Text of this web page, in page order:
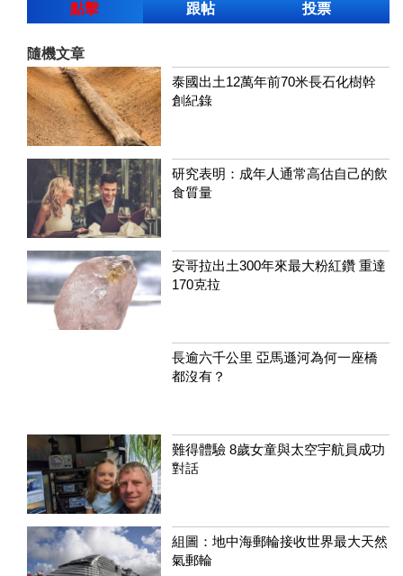
點擊
跟帖 投票
隨機文章
泰國出土12萬年前70米長石化樹幹
創紀錄
研究表明：成年人通常高估自己的飲
食質量
安哥拉出土300年來最大粉紅鑽 重達
170克拉
長逾六千公里 亞馬遜河為何一座橋
都沒有？
難得體驗 8歲女童與太空宇航員成功
對話
組圖：地中海郵輪接收世界最大天然
氣郵輪